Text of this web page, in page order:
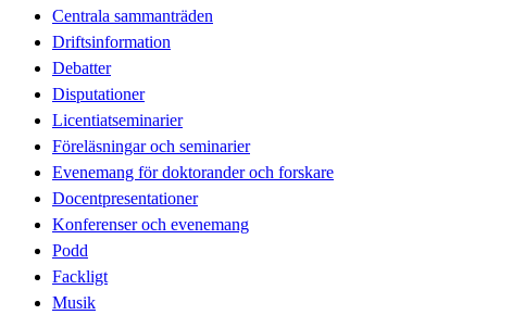
Centrala sammanträden
Driftsinformation
Debatter
Disputationer
Licentiatseminarier
Föreläsningar och seminarier
Evenemang för doktorander och forskare
Docentpresentationer
Konferenser och evenemang
Podd
Fackligt
Musik